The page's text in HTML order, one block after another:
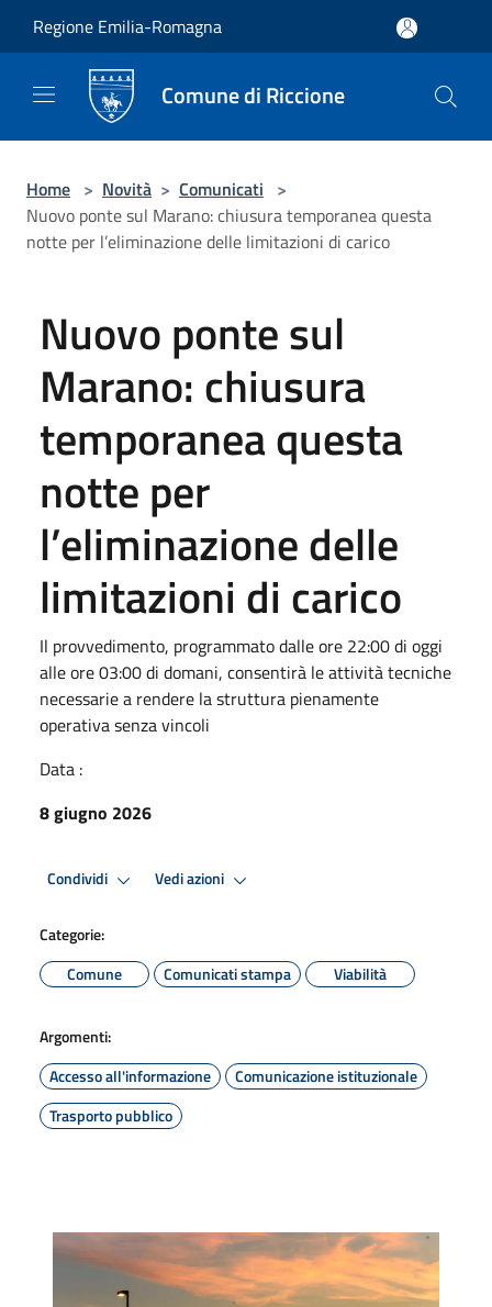
Regione Emilia-Romagna
Comune di Riccione
Home > Novità > Comunicati >
Nuovo ponte sul Marano: chiusura temporanea questa
notte per l’eliminazione delle limitazioni di carico
Nuovo ponte sul
Marano: chiusura
temporanea questa
notte per
l’eliminazione delle
limitazioni di carico
Il provvedimento, programmato dalle ore 22:00 di oggi
alle ore 03:00 di domani, consentirà le attività tecniche
necessarie a rendere la struttura pienamente
operativa senza vincoli
Data :
8 giugno 2026
Condividi Vedi azioni
Categorie:
Comune
Comunicati stampa Viabilità
Argomenti:
Accesso all'informazione
Comunicazione istituzionale
Trasporto pubblico